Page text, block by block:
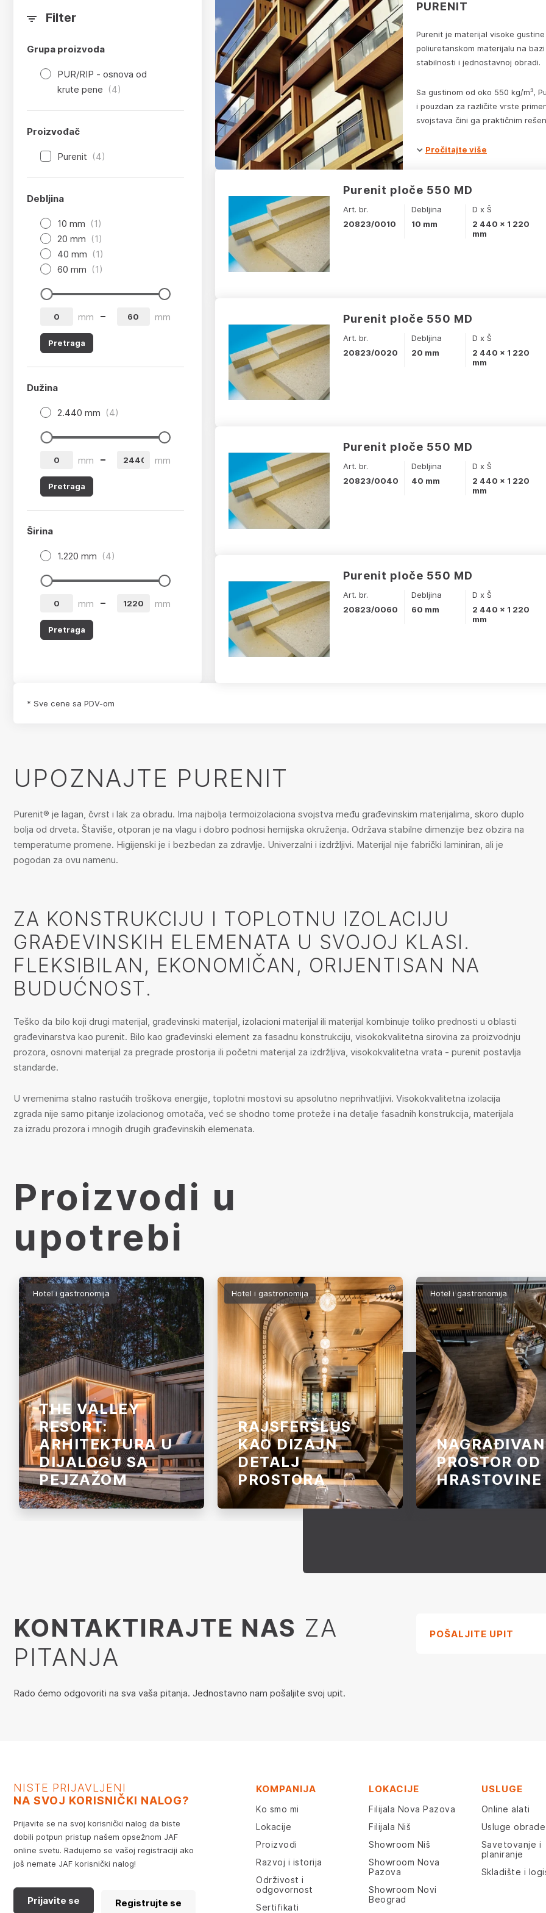
Filter
Grupa proizvoda
PUR/RIP - osnova od
krute pene (4)
Proizvođač
Purenit (4)
Debljina
10 mm (1)
20 mm (1)
40 mm (1)
60 mm (1)
app.product-grid-filter.from
mm app.product-grid-filter.to
mm
Pretraga
Dužina
2.440 mm (4)
app.product-grid-filter.from
mm app.product-grid-filter.to
mm
Pretraga
Širina
1.220 mm (4)
app.product-grid-filter.from
mm app.product-grid-filter.to
mm
Pretraga
PURENIT
Purenit je materijal visoke
poliuretanskom materijalu na
stabilnosti i jednostavnoj obradi.
Sa gustinom od oko 550 kg/m³,
i pouzdan za različite vrste
svojstava čini ga praktičnim
Pročitajte više
Purenit ploče 550 MD
Art. br.
20823/0010
Debljina
10 mm
D x Š
2 440 x 1 220
mm
Purenit ploče 550 MD
Art. br.
20823/0020
Debljina
20 mm
D x Š
2 440 x 1 220
mm
Purenit ploče 550 MD
Art. br.
20823/0040
Debljina
40 mm
D x Š
2 440 x 1 220
mm
Purenit ploče 550 MD
Art. br.
20823/0060
Debljina
60 mm
D x Š
2 440 x 1 220
mm
* Sve cene sa PDV-om
UPOZNAJTE PURENIT
Purenit® je lagan, čvrst i lak za obradu. Ima najbolja termoizolaciona svojstva među građevinskim materijalima, skoro duplo
bolja od drveta. Štaviše, otporan je na vlagu i dobro podnosi hemijska okruženja. Održava stabilne dimenzije bez obzira na
temperaturne promene. Higijenski je i bezbedan za zdravlje. Univerzalni i izdržljivi. Materijal nije fabrički laminiran, ali je
pogodan za ovu namenu.
ZA KONSTRUKCIJU I TOPLOTNU IZOLACIJU
GRAĐEVINSKIH ELEMENATA U SVOJOJ KLASI.
FLEKSIBILAN, EKONOMIČAN, ORIJENTISAN NA
BUDUĆNOST.
Teško da bilo koji drugi materijal, građevinski materijal, izolacioni materijal ili materijal kombinuje toliko prednosti u oblasti
građevinarstva kao purenit. Bilo kao građevinski element za fasadnu konstrukciju, visokokvalitetna sirovina za proizvodnju
prozora, osnovni materijal za pregrade prostorija ili početni materijal za izdržljiva, visokokvalitetna vrata - purenit postavlja
standarde.
U vremenima stalno rastućih troškova energije, toplotni mostovi su apsolutno neprihvatljivi. Visokokvalitetna izolacija
zgrada nije samo pitanje izolacionog omotača, već se shodno tome proteže i na detalje fasadnih konstrukcija, materijala
za izradu prozora i mnogih drugih građevinskih elemenata.
Proizvodi u
upotrebi
Hotel i gastronomija
THE VALLEY
RESORT:
ARHITEKTURA U
DIJALOGU SA
PEJZAŽOM
©
Hotel i gastronomija
RAJSFERŠLUS
KAO DIZAJN
DETALJ
PROSTORA
Hotel i gastronomija
PROSTOR OD
HRASTOVINE
KONTAKTIRAJTE NAS ZA
PITANJA
Rado ćemo odgovoriti na sva vaša pitanja. Jednostavno nam pošaljite svoj upit.
POŠALJITE UPIT
NISTE PRIJAVLJENI
NA SVOJ KORISNIČKI NALOG?
Prijavite se na svoj korisnički nalog da biste
dobili potpun pristup našem opsežnom JAF
online svetu. Radujemo se vašoj registraciji ako
još nemate JAF korisnički nalog!
Prijavite se Registrujte se
KOMPANIJA
Ko smo mi
Lokacije
Proizvodi
Razvoj i istorija
Održivost i
odgovornost
Sertifikati
LOKACIJE
Filijala Nova Pazova
Filijala Niš
Showroom Niš
Showroom Nova
Pazova
Showroom Novi
Beograd
USLUGE
Online alati
Usluge obrade
Savetovanje i
planiranje
Skladište i